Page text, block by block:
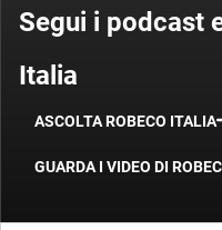
Segui i podcast
Italia
ASCOLTA ROBECO ITALIA
GUARDA I VIDEO DI